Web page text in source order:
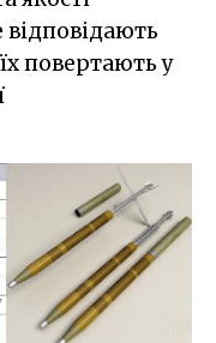
відповідають
повертають у